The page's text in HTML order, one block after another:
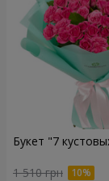
Букет "7
1 510 грн